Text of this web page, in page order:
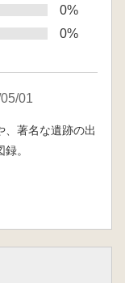
0%
0%
01
、著名な遺跡の出
。